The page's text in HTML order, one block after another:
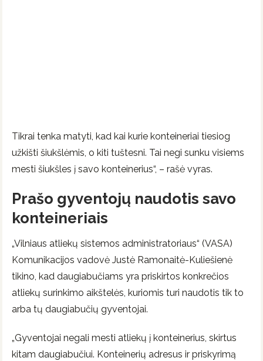
Tikrai tenka matyti, kad kai kurie konteineriai tiesiog
užkišti šiukšlėmis, o kiti tuštesni. Tai negi sunku visiems
mesti šiukšles į savo konteinerius“, – rašė vyras.
Prašo gyventojų naudotis savo
konteineriais
„Vilniaus atliekų sistemos administratoriaus“ (VASA)
Komunikacijos vadovė Justė Ramonaitė-Kuliešienė
tikino, kad daugiabučiams yra priskirtos konkrečios
atliekų surinkimo aikštelės, kuriomis turi naudotis tik to
arba tų daugiabučių gyventojai.
„Gyventojai negali mesti atliekų į konteinerius, skirtus
kitam daugiabučiui. Konteinerių adresus ir priskyrimą